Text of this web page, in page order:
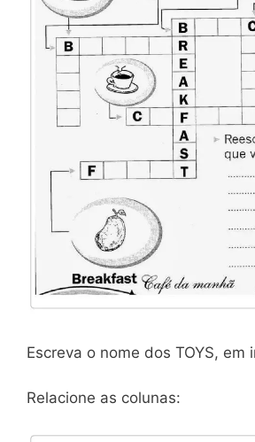
Escreva o nome dos TOYS, em
Relacione as colunas: